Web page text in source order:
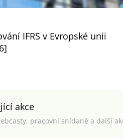
IFRS v Evropské unii
akce
pracovní snídaně a další